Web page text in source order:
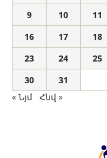
9
10 11
16
17 18
23
24 25
30
31
« Նյմ
Հնվ »